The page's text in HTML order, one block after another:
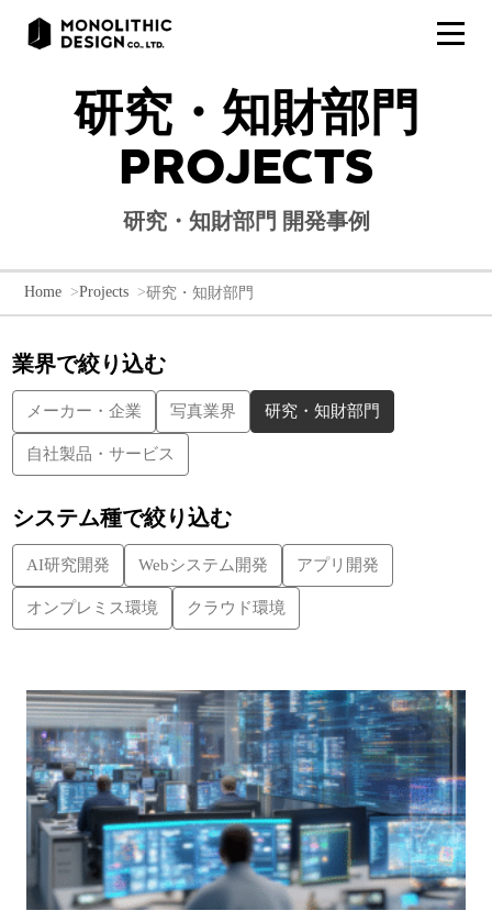
研究・知財部門
PROJECTS
研究・知財部門 開発事例
Home Projects 研究・知財部門
業界で絞り込む
メーカー・企業 写真業界 研究・知財部門
自社製品・サービス
システム種で絞り込む
AI研究開発 Webシステム開発 アプリ開発
オンプレミス環境 クラウド環境